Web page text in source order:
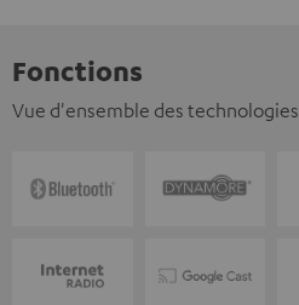
Fonctions
Vue d'ensemble des technologies